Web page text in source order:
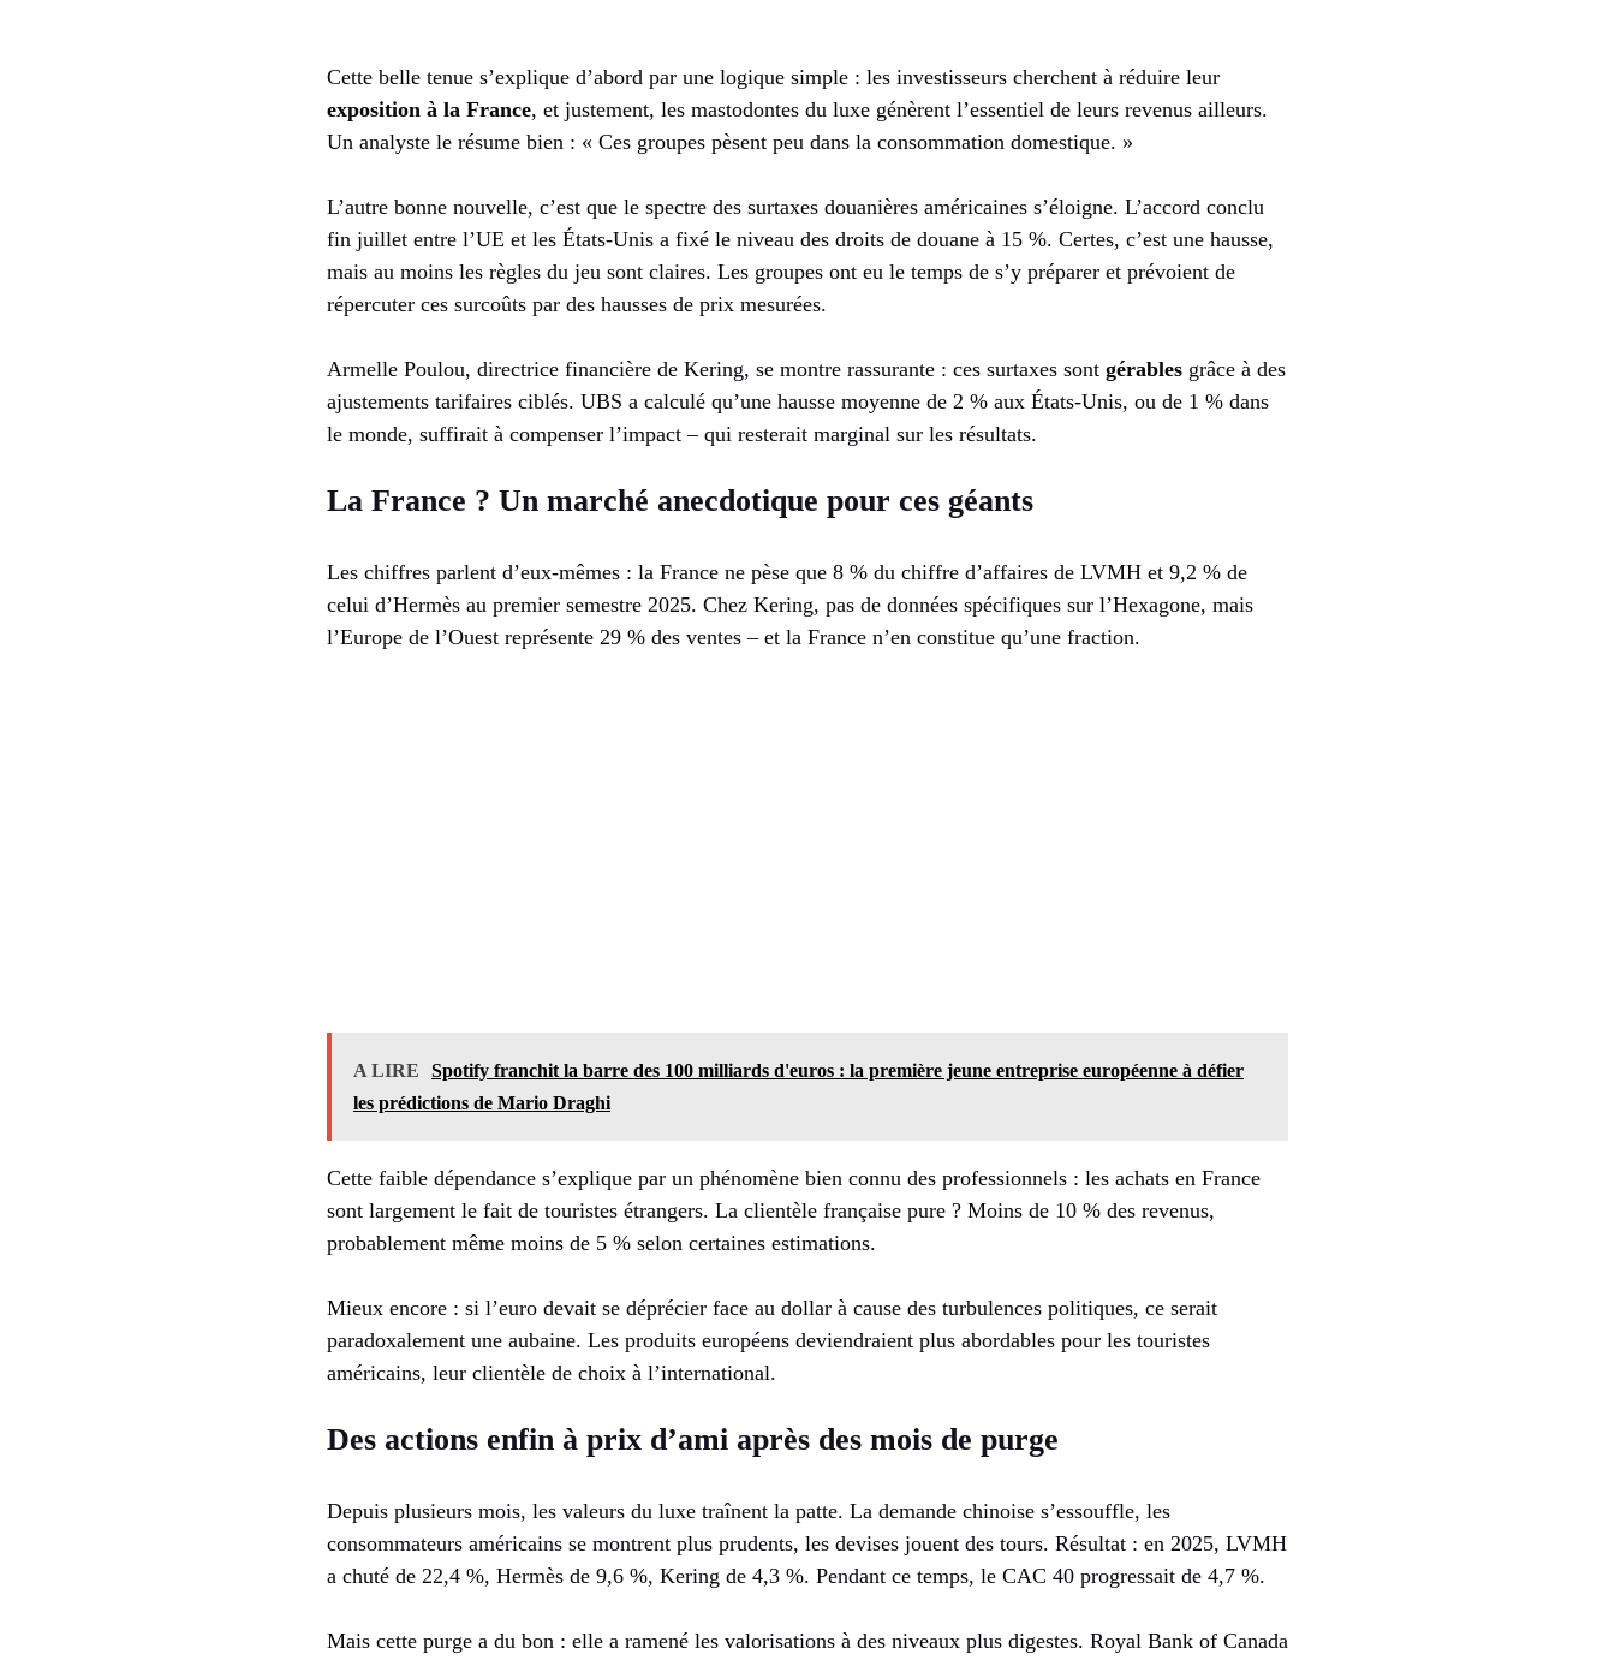
Cette belle tenue s’explique d’abord par une logique simple : les investisseurs cherchent à réduire leur
exposition à la France, et justement, les mastodontes du luxe génèrent l’essentiel de leurs revenus ailleurs.
Un analyste le résume bien : « Ces groupes pèsent peu dans la consommation domestique. »
L’autre bonne nouvelle, c’est que le spectre des surtaxes douanières américaines s’éloigne. L’accord conclu
fin juillet entre l’UE et les États-Unis a fixé le niveau des droits de douane à 15 %. Certes, c’est une hausse,
mais au moins les règles du jeu sont claires. Les groupes ont eu le temps de s’y préparer et prévoient de
répercuter ces surcoûts par des hausses de prix mesurées.
Armelle Poulou, directrice financière de Kering, se montre rassurante : ces surtaxes sont gérables grâce à des
ajustements tarifaires ciblés. UBS a calculé qu’une hausse moyenne de 2 % aux États-Unis, ou de 1 % dans
le monde, suffirait à compenser l’impact – qui resterait marginal sur les résultats.
La France ? Un marché anecdotique pour ces géants
Les chiffres parlent d’eux-mêmes : la France ne pèse que 8 % du chiffre d’affaires de LVMH et 9,2 % de
celui d’Hermès au premier semestre 2025. Chez Kering, pas de données spécifiques sur l’Hexagone, mais
l’Europe de l’Ouest représente 29 % des ventes – et la France n’en constitue qu’une fraction.
A LIRE
Spotify franchit la barre des 100 milliards d'euros : la première jeune entreprise européenne à défier
les prédictions de Mario Draghi
Cette faible dépendance s’explique par un phénomène bien connu des professionnels : les achats en France
sont largement le fait de touristes étrangers. La clientèle française pure ? Moins de 10 % des revenus,
probablement même moins de 5 % selon certaines estimations.
Mieux encore : si l’euro devait se déprécier face au dollar à cause des turbulences politiques, ce serait
paradoxalement une aubaine. Les produits européens deviendraient plus abordables pour les touristes
américains, leur clientèle de choix à l’international.
Des actions enfin à prix d’ami après des mois de purge
Depuis plusieurs mois, les valeurs du luxe traînent la patte. La demande chinoise s’essouffle, les
consommateurs américains se montrent plus prudents, les devises jouent des tours. Résultat : en 2025, LVMH
a chuté de 22,4 %, Hermès de 9,6 %, Kering de 4,3 %. Pendant ce temps, le CAC 40 progressait de 4,7 %.
Mais cette purge a du bon : elle a ramené les valorisations à des niveaux plus digestes. Royal Bank of Canada